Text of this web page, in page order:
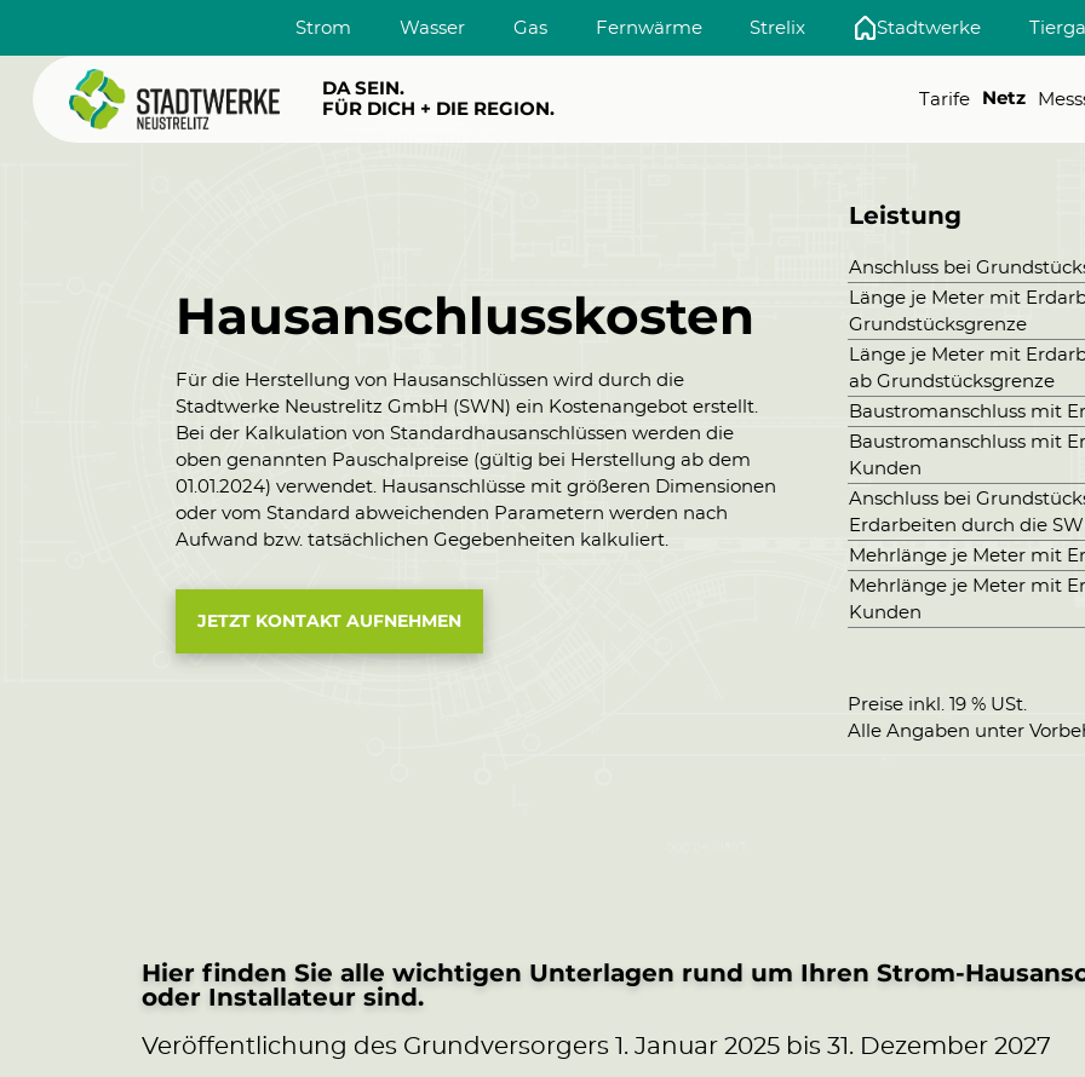
Strom Wasser Gas Fernwärme Strelix Stadtwerke
DA SEIN.
FÜR DICH + DIE REGION.
Tarife Netz
Hausanschlusskosten
Für die Herstellung von Hausanschlüssen wird durch die
Stadtwerke Neustrelitz GmbH (SWN) ein Kostenangebot erstellt.
Bei der Kalkulation von Standardhausanschlüssen werden die
oben genannten Pauschalpreise (gültig bei Herstellung ab dem
01.01.2024) verwendet. Hausanschlüsse mit größeren Dimensionen
oder vom Standard abweichenden Parametern werden nach
Aufwand bzw. tatsächlichen Gegebenheiten kalkuliert.
JETZT KONTAKT AUFNEHMEN
Leistung
Anschluss bei
Länge je Meter mit
Grundstücksgrenze
Länge je Meter mit
ab Grundstücksgrenze
Baustromanschluss mit
Baustromanschluss mit
Kunden
Anschluss bei
Erdarbeiten durch die
Mehrlänge je Meter mit
Mehrlänge je Meter mit
Kunden
Preise inkl. 19 % USt.
Alle Angaben unter
Hier finden Sie alle wichtigen Unterlagen rund um Ihren Strom-
oder Installateur sind.
Veröffentlichung des Grundversorgers 1. Januar 2025 bis 31. Dezember 2027